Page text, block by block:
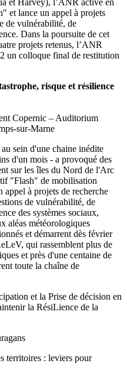
et Harvey), l’ANR active en
et lance un appel à projets
de vulnérabilité, de
Dans la poursuite de cet
projets retenus, l’ANR
un colloque final de restitution
risque et résilience
Copernic – Auditorium
sur-Marne
sein d'une chaine inédite
d'un mois - a provoqué des
sur les îles du Nord de l'Arc
"Flash" de mobilisation
appel à projets de recherche
de vulnérabilité, de
des systèmes sociaux,
aléas météorologiques
et démarrent dès février
qui rassemblent plus de
et près d'une centaine de
toute la chaîne de
et la Prise de décision en
la RésiLience de la
territoires : leviers pour